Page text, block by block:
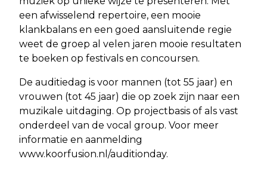
een afwisselend repertoire, een mooie
klankbalans en een goed aansluitende regie
weet de groep al velen jaren mooie resultaten
te boeken op festivals en concoursen.
De auditiedag is voor mannen (tot 55 jaar) en
vrouwen (tot 45 jaar) die op zoek zijn naar een
muzikale uitdaging. Op projectbasis of als vast
onderdeel van de vocal group. Voor meer
informatie en aanmelding
www.koorfusion.nl/auditionday.